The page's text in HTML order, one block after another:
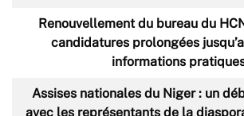
Renouvellement du bureau du
candidatures prolongées
informations
Assises nationales du Niger : un
avec les représentants de la